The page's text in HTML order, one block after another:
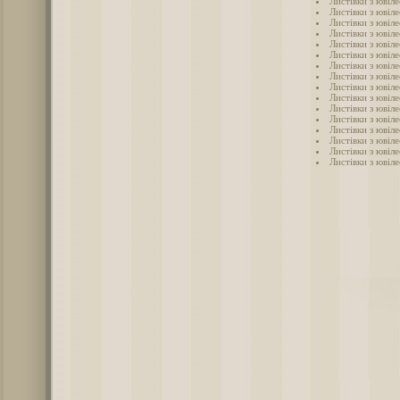
Листівки з
Листівки з
Листівки з
Листівки з
Листівки з
Листівки з
Листівки з
Листівки з
Листівки з
Листівки з
Листівки з
Листівки з
Листівки з
Листівки з
Листівки з